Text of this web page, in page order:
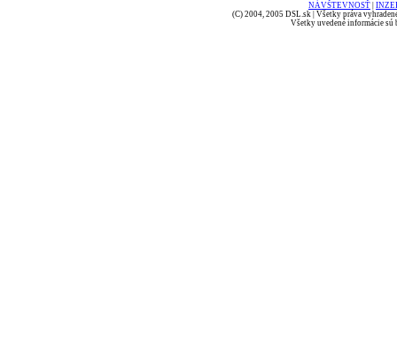
NÁVŠTEVNOSŤ
(C) 2004, 2005 DSL.sk | Všetky práva
Všetky uvedené informácie sú